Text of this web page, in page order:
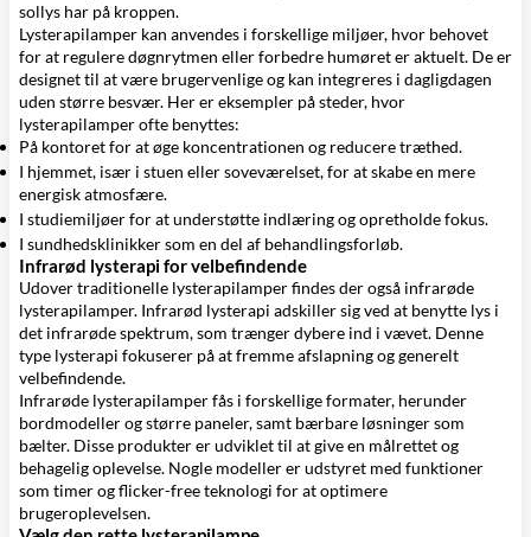
sollys har på kroppen.
Lysterapilamper kan anvendes i forskellige miljøer, hvor behovet
for at regulere døgnrytmen eller forbedre humøret er aktuelt. De er
designet til at være brugervenlige og kan integreres i dagligdagen
uden større besvær. Her er eksempler på steder, hvor
lysterapilamper ofte benyttes:
På kontoret for at øge koncentrationen og reducere træthed.
I hjemmet, især i stuen eller soveværelset, for at skabe en mere
energisk atmosfære.
I studiemiljøer for at understøtte indlæring og opretholde fokus.
I sundhedsklinikker som en del af behandlingsforløb.
Infrarød lysterapi for velbefindende
Udover traditionelle lysterapilamper findes der også infrarøde
lysterapilamper. Infrarød lysterapi adskiller sig ved at benytte lys i
det infrarøde spektrum, som trænger dybere ind i vævet. Denne
type lysterapi fokuserer på at fremme afslapning og generelt
velbefindende.
Infrarøde lysterapilamper fås i forskellige formater, herunder
bordmodeller og større paneler, samt bærbare løsninger som
bælter. Disse produkter er udviklet til at give en målrettet og
behagelig oplevelse. Nogle modeller er udstyret med funktioner
som timer og flicker-free teknologi for at optimere
brugeroplevelsen.